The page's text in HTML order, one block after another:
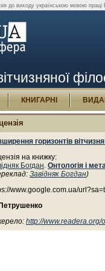
до виходу українською мовою праці
КНИГАРНІ
горизонтів
на книжку:
Богдан. Онтологія і
Завідняк Богдан)
www.google.com.ua/
http://www.readera.org/